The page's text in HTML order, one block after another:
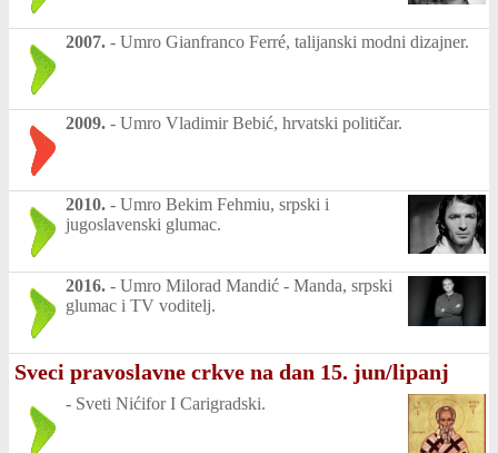
2007. - Umro Gianfranco Ferré, talijanski modni dizajner.
2009. - Umro Vladimir Bebić, hrvatski političar.
2010. - Umro Bekim Fehmiu, srpski i
jugoslavenski glumac.
2016. - Umro Milorad Mandić - Manda, srpski
glumac i TV voditelj.
Sveci pravoslavne crkve na dan 15. jun/lipanj
- Sveti Nićifor I Carigradski.